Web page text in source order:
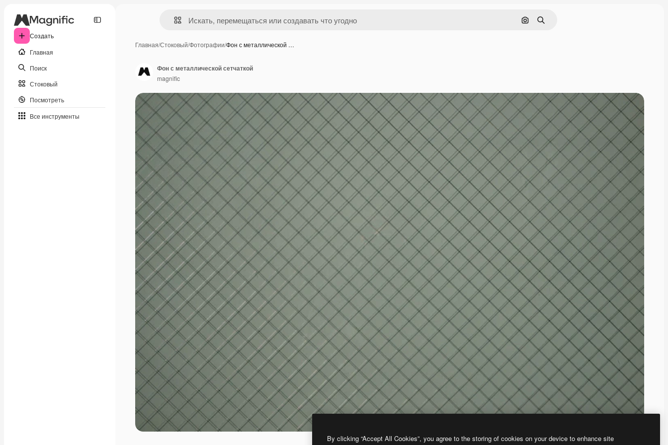
Создать
Главная
Поиск
Стоковый
Посмотреть
Все инструменты
Поиск по изображению
Поиск
Главная/Стоковый/Фотографии/Фон с металлической …
Фон с металлической сетчаткой
magnific
By clicking “Accept All Cookies”, you agree to the storing of cookies on your device to enhance site